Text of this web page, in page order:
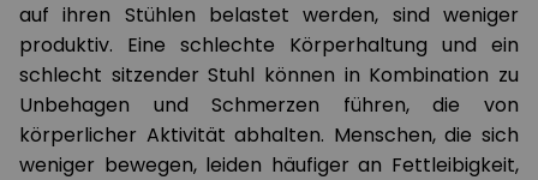
auf ihren Stühlen belastet werden, sind weniger
produktiv. Eine schlechte Körperhaltung und ein
schlecht sitzender Stuhl können in Kombination zu
Unbehagen und Schmerzen führen, die von
körperlicher Aktivität abhalten. Menschen, die sich
weniger bewegen, leiden häufiger an Fettleibigkeit,